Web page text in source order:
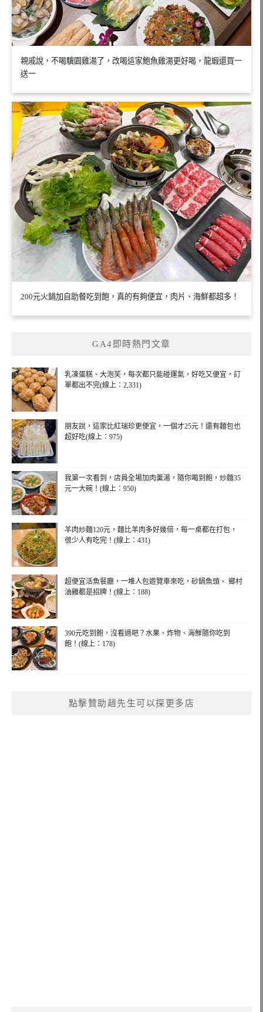
親戚說，不喝驥園雞湯了，改喝這家鮑魚雞湯更好喝，龍蝦還買一
送一
200元火鍋加自助餐吃到飽，真的有夠便宜，肉片、海鮮都超多！
GA4即時熱門文章
乳凍蛋糕、大泡芙，每次都只能碰運氣，好吃又便宜，訂
單都出不完(線上：2,331)
朋友說，這家比紅瑞珍更便宜，一個才25元！還有麵包也
超好吃(線上：975)
我第一次看到，店員全場加肉羹湯，隨你喝到飽，炒麵35
元一大碗！(線上：950)
羊肉炒麵120元，麵比羊肉多好幾倍，每一桌都在打包，
很少人有吃完！(線上：431)
超便宜活魚餐廳，一堆人包遊覽車來吃，砂鍋魚頭、 鄉村
油雞都是招牌！(線上：188)
390元吃到飽，沒看過吧？水果、炸物、海鮮隨你吃到
飽！(線上：178)
點擊贊助趙先生可以探更多店